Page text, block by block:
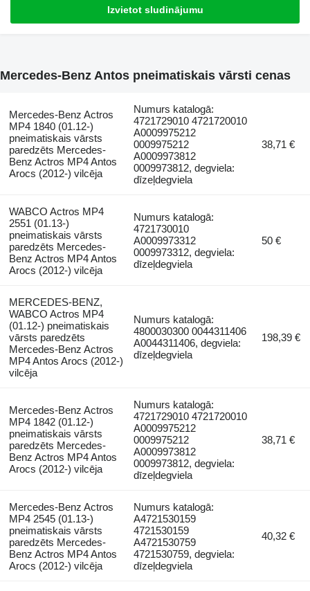
Izvietot sludinājumu
Mercedes-Benz Antos pneimatiskais vārsti cenas
Mercedes-Benz Actros
MP4 1840 (01.12-)
pneimatiskais vārsts
paredzēts Mercedes-
Benz Actros MP4 Antos
Arocs (2012-) vilcēja
Numurs katalogā:
4721729010 4721720010
A0009975212
0009975212
A0009973812
0009973812, degviela:
dīzeļdegviela
38,71 €
WABCO Actros MP4
2551 (01.13-)
pneimatiskais vārsts
paredzēts Mercedes-
Benz Actros MP4 Antos
Arocs (2012-) vilcēja
Numurs katalogā:
4721730010
A0009973312
0009973312, degviela:
dīzeļdegviela
50 €
MERCEDES-BENZ,
WABCO Actros MP4
(01.12-) pneimatiskais
vārsts paredzēts
Mercedes-Benz Actros
MP4 Antos Arocs (2012-)
vilcēja
Numurs katalogā:
4800030300 0044311406
A0044311406, degviela:
dīzeļdegviela
198,39 €
Mercedes-Benz Actros
MP4 1842 (01.12-)
pneimatiskais vārsts
paredzēts Mercedes-
Benz Actros MP4 Antos
Arocs (2012-) vilcēja
Numurs katalogā:
4721729010 4721720010
A0009975212
0009975212
A0009973812
0009973812, degviela:
dīzeļdegviela
38,71 €
Mercedes-Benz Actros
MP4 2545 (01.13-)
pneimatiskais vārsts
paredzēts Mercedes-
Benz Actros MP4 Antos
Arocs (2012-) vilcēja
Numurs katalogā:
A4721530159
4721530159
A4721530759
4721530759, degviela:
dīzeļdegviela
40,32 €